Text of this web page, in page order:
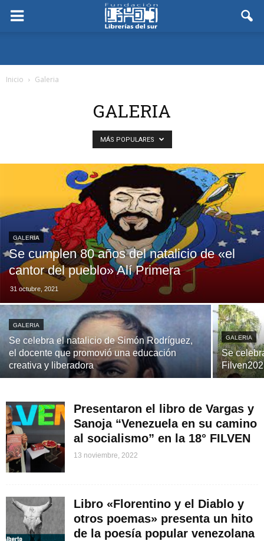
Inicio Galeria
GALERIA
MÁS POPULARES
GALERIA
Se cumplen 80 años del natalicio de «el
cantor del pueblo» Alí Primera
31 octubre, 2021
GALERIA
Se celebra el natalicio de Simón Rodríguez,
el docente que promovió una educación
creativa y liberadora
GALERIA
Se
Presentaron el libro de Vargas y
Sanoja “Venezuela en su camino
al socialismo” en la 18° FILVEN
13 noviembre, 2022
Libro «Florentino y el Diablo y
otros poemas» presenta un hito
de la poesía popular venezolana